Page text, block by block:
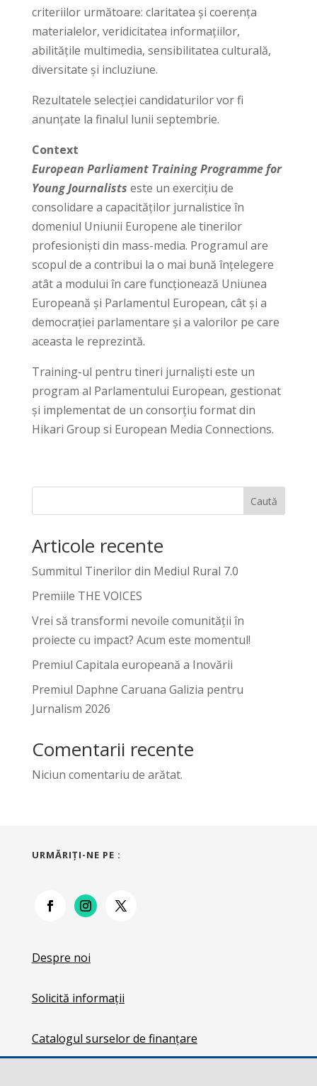
criteriilor următoare: claritatea și coerenţa
materialelor, veridicitatea informațiilor,
abilitățile multimedia, sensibilitatea culturală,
diversitate și incluziune.
Rezultatele selecției candidaturilor vor fi
anunțate la finalul lunii septembrie.
Context
European Parliament Training Programme for
Young Journalists este un exercițiu de
consolidare a capacităților jurnalistice în
domeniul Uniunii Europene ale tinerilor
profesioniști din mass-media. Programul are
scopul de a contribui la o mai bună înțelegere
atât a modului în care funcționează Uniunea
Europeană și Parlamentul European, cât și a
democrației parlamentare și a valorilor pe care
aceasta le reprezintă.
Training-ul pentru tineri jurnaliști este un
program al Parlamentului European, gestionat
și implementat de un consorțiu format din
Hikari Group si European Media Connections.
Caută
Articole recente
Summitul Tinerilor din Mediul Rural 7.0
Premiile THE VOICES
Vrei să transformi nevoile comunității în
proiecte cu impact? Acum este momentul!
Premiul Capitala europeană a Inovării
Premiul Daphne Caruana Galizia pentru
Jurnalism 2026
Comentarii recente
Niciun comentariu de arătat.
URMĂRIŢI-NE PE :
Despre noi
Solicită informații
Catalogul surselor de finanțare